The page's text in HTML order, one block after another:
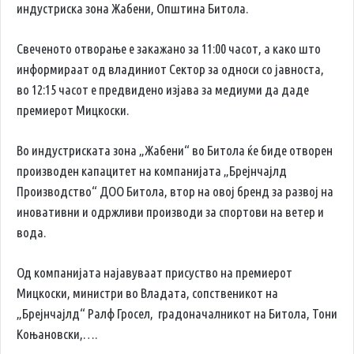
индустриска зона Жабени, Општина Битола.
Свеченото отворање е закажано за 11:00 часот, а како што
информираат од владиниот Сектор за односи со јавноста,
во 12:15 часот е предвидено изјава за медиуми да даде
премиерот Мицкоски.
Во индустриската зона „Жабени“ во Битола ќе биде отворен
производен капацитет на компанијата „Брејнчајлд
Производство“ ДОО Битола, втор на овој бренд за развој на
иновативни и одржливи производи за спортови на ветер и
вода.
Од компанијата најавуваат присуство на премиерот
Мицкоски, министри во Владата, сопственикот на
„Брејнчајлд“ Ралф Гросел, градоначалникот на Битола, Тони
Коњановски,….